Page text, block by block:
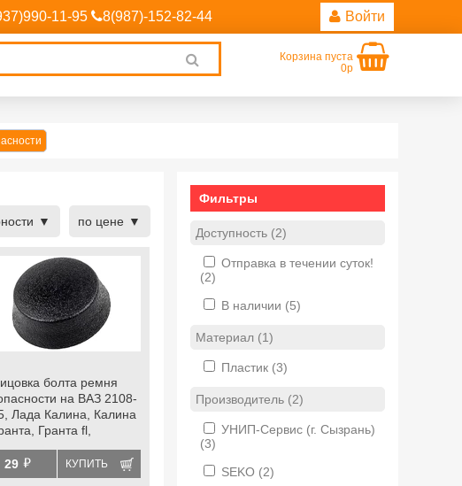
11-95 8(987)-152-82-44 Войти
search
Корзина пуста
0р
по цене
болта ремня
на ВАЗ 2108-
Лада Калина, Калина
Гранта fl,
Веста, Икс Рей,
Ларгус fl
29 й КУПИТЬ
Фильтры
Доступность (2)
Отправка в течении суток!
(2)
В наличии (5)
Материал (1)
Пластик (3)
Производитель (2)
УНИП-Сервис (г. Сызрань)
(3)
SEKO (2)